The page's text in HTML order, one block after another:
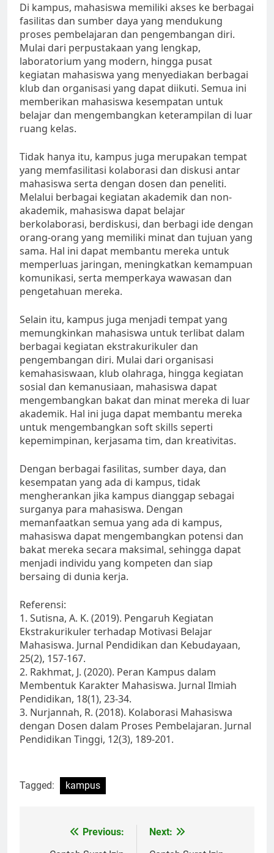
Di kampus, mahasiswa memiliki akses ke berbagai
fasilitas dan sumber daya yang mendukung
proses pembelajaran dan pengembangan diri.
Mulai dari perpustakaan yang lengkap,
laboratorium yang modern, hingga pusat
kegiatan mahasiswa yang menyediakan berbagai
klub dan organisasi yang dapat diikuti. Semua ini
memberikan mahasiswa kesempatan untuk
belajar dan mengembangkan keterampilan di luar
ruang kelas.
Tidak hanya itu, kampus juga merupakan tempat
yang memfasilitasi kolaborasi dan diskusi antar
mahasiswa serta dengan dosen dan peneliti.
Melalui berbagai kegiatan akademik dan non-
akademik, mahasiswa dapat belajar
berkolaborasi, berdiskusi, dan berbagi ide dengan
orang-orang yang memiliki minat dan tujuan yang
sama. Hal ini dapat membantu mereka untuk
memperluas jaringan, meningkatkan kemampuan
komunikasi, serta memperkaya wawasan dan
pengetahuan mereka.
Selain itu, kampus juga menjadi tempat yang
memungkinkan mahasiswa untuk terlibat dalam
berbagai kegiatan ekstrakurikuler dan
pengembangan diri. Mulai dari organisasi
kemahasiswaan, klub olahraga, hingga kegiatan
sosial dan kemanusiaan, mahasiswa dapat
mengembangkan bakat dan minat mereka di luar
akademik. Hal ini juga dapat membantu mereka
untuk mengembangkan soft skills seperti
kepemimpinan, kerjasama tim, dan kreativitas.
Dengan berbagai fasilitas, sumber daya, dan
kesempatan yang ada di kampus, tidak
mengherankan jika kampus dianggap sebagai
surganya para mahasiswa. Dengan
memanfaatkan semua yang ada di kampus,
mahasiswa dapat mengembangkan potensi dan
bakat mereka secara maksimal, sehingga dapat
menjadi individu yang kompeten dan siap
bersaing di dunia kerja.
Referensi:
1. Sutisna, A. K. (2019). Pengaruh Kegiatan
Ekstrakurikuler terhadap Motivasi Belajar
Mahasiswa. Jurnal Pendidikan dan Kebudayaan,
25(2), 157-167.
2. Rakhmat, J. (2020). Peran Kampus dalam
Membentuk Karakter Mahasiswa. Jurnal Ilmiah
Pendidikan, 18(1), 23-34.
3. Nurjannah, R. (2018). Kolaborasi Mahasiswa
dengan Dosen dalam Proses Pembelajaran. Jurnal
Pendidikan Tinggi, 12(3), 189-201.
Tagged: kampus
Previous:
Next: